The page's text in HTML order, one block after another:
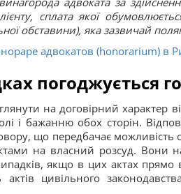
сплата якої
обставини), яка зазвичай
адвокатов (honorarium) в
погоджується
на договірний характер
і бажанню обох сторін.
що передбачає можливість
на власний розсуд. Вони
якщо в цих актах
цивільного